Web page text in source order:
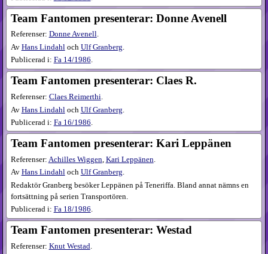
Team Fantomen presenterar: Donne Avenell
Referenser: Donne Avenell.
Av Hans Lindahloch Ulf Granberg.
Publicerad i: Fa14​/1986.
Team Fantomen presenterar: Claes R.
Referenser: Claes Reimerthi.
Av Hans Lindahl och Ulf Granberg
Publicerad i: Fa16​/1986.
Team Fantomen presenterar: Kari Leppänen
Referenser: Achilles Wiggen, Kari Leppänen.
Av Hans Lindahloch Ulf Granberg.
Redaktör Granberg besöker Leppänen på Teneriffa. Bland annat nämns en
fortsättning på serien Transportören.
Publicerad i: Fa18​/1986.
Team Fantomen presenterar: Westad
Referenser: Knut Westad.